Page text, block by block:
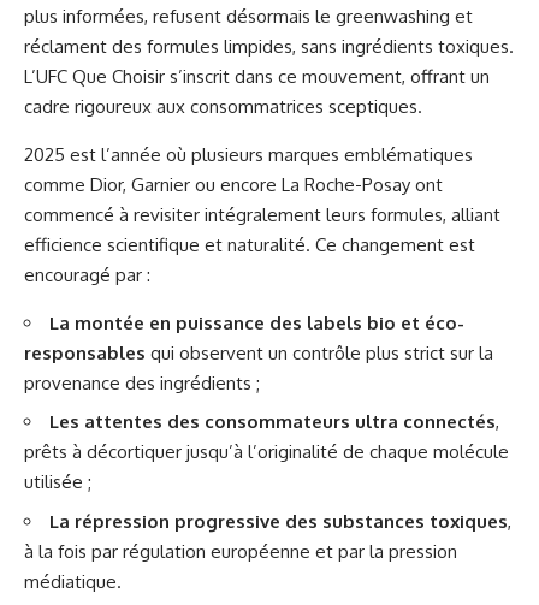
plus informées, refusent désormais le greenwashing et
réclament des formules limpides, sans ingrédients toxiques.
L’UFC Que Choisir s’inscrit dans ce mouvement, offrant un
cadre rigoureux aux consommatrices sceptiques.
2025 est l’année où plusieurs marques emblématiques
comme Dior, Garnier ou encore La Roche-Posay ont
commencé à revisiter intégralement leurs formules, alliant
efficience scientifique et naturalité. Ce changement est
encouragé par :
La montée en puissance des labels bio et éco-
responsables qui observent un contrôle plus strict sur la
provenance des ingrédients ;
Les attentes des consommateurs ultra connectés,
prêts à décortiquer jusqu’à l’originalité de chaque molécule
utilisée ;
La répression progressive des substances toxiques,
à la fois par régulation européenne et par la pression
médiatique.